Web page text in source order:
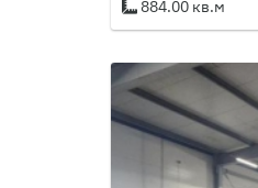
884.00 кв.м